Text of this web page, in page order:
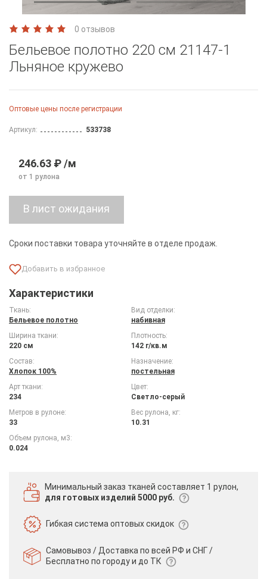
0 отзывов
Бельевое полотно 220 см 21147-1
Льняное кружево
Оптовые цены после регистрации
Артикул: 533738
246.63 ₽ /м
от 1 рулона
Сроки поставки товара уточняйте в отделе продаж.
Характеристики
Ткань:
Бельевое полотно
Вид отделки:
набивная
Ширина ткани:
220 см
Плотность:
142 г/кв.м
Состав:
Хлопок 100%
Назначение:
постельная
Арт ткани:
234
Цвет:
Светло-серый
Метров в рулоне:
33
Вес рулона, кг:
10.31
Объем рулона, м3:
0.024
Минимальный заказ тканей составляет 1 рулон,
для готовых изделий 5000 руб.
Гибкая системаоптовых скидок
Самовывоз / Доставка по всей РФ и СНГ /
Бесплатно по городу и до ТК